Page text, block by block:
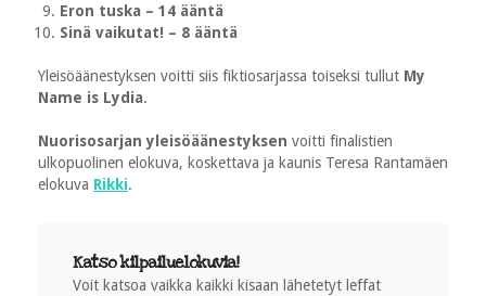
Eron tuska – 14 ääntä
Sinä vaikutat! – 8 ääntä
Yleisöäänestyksen voitti siis fiktiosarjassa toiseksi tullut My
Name is Lydia.
Nuorisosarjan yleisöäänestyksen voitti finalistien
ulkopuolinen elokuva, koskettava ja kaunis Teresa Rantamäen
elokuva Rikki.
Katso kilpailuelokuvia!
Voit katsoa vaikka kaikki kisaan lähetetyt leffat